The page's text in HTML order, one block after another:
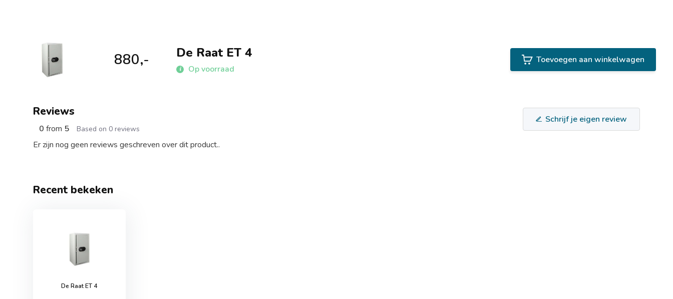
880,- De Raat ET 4
Op voorraad
Toevoegen aan winkelwagen
Reviews
0 from 5 Based on 0 reviews
Schrijf je eigen review
Er zijn nog geen reviews geschreven over dit product..
Recent bekeken
De Raat ET 4